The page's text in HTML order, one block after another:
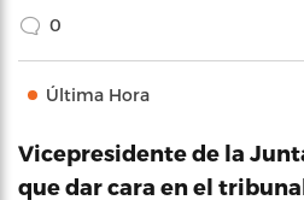
0
Última Hora
Vicepresidente de la
que dar cara en el